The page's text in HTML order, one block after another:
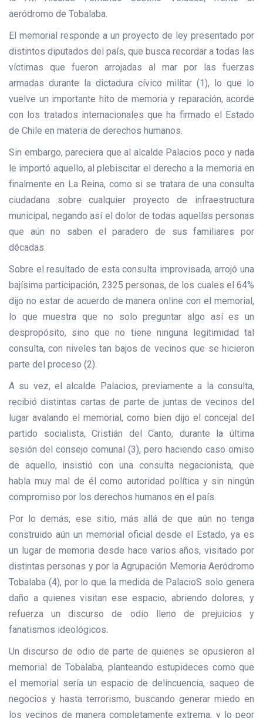
aeródromo de Tobalaba.
El memorial responde a un proyecto de ley presentado por
distintos diputados del país, que busca recordar a todas las
víctimas que fueron arrojadas al mar por las fuerzas
armadas durante la dictadura cívico militar (1), lo que lo
vuelve un importante hito de memoria y reparación, acorde
con los tratados internacionales que ha firmado el Estado
de Chile en materia de derechos humanos.
Sin embargo, pareciera que al alcalde Palacios poco y nada
le importó aquello, al plebiscitar el derecho a la memoria en
finalmente en La Reina, como si se tratara de una consulta
ciudadana sobre cualquier proyecto de infraestructura
municipal, negando así el dolor de todas aquellas personas
que aún no saben el paradero de sus familiares por
décadas.
Sobre el resultado de esta consulta improvisada, arrojó una
bajísima participación, 2325 personas, de los cuales el 64%
dijo no estar de acuerdo de manera online con el memorial,
lo que muestra que no solo preguntar algo así es un
despropósito, sino que no tiene ninguna legitimidad tal
consulta, con niveles tan bajos de vecinos que se hicieron
parte del proceso (2).
A su vez, el alcalde Palacios, previamente a la consulta,
recibió distintas cartas de parte de juntas de vecinos del
lugar avalando el memorial, como bien dijo el concejal del
partido socialista, Cristián del Canto, durante la última
sesión del consejo comunal (3), pero haciendo caso omiso
de aquello, insistió con una consulta negacionista, que
habla muy mal de él como autoridad política y sin ningún
compromiso por los derechos humanos en el país.
Por lo demás, ese sitio, más allá de que aún no tenga
construido aún un memorial oficial desde el Estado, ya es
un lugar de memoria desde hace varios años, visitado por
distintas personas y por la Agrupación Memoria Aeródromo
Tobalaba (4), por lo que la medida de PalacioS solo genera
daño a quienes visitan ese espacio, abriendo dolores, y
refuerza un discurso de odio lleno de prejuicios y
fanatismos ideológicos.
Un discurso de odio de parte de quienes se opusieron al
memorial de Tobalaba, planteando estupideces como que
el memorial sería un espacio de delincuencia, saqueo de
negocios y hasta terrorismo, buscando generar miedo en
los vecinos de manera completamente extrema, y lo peor